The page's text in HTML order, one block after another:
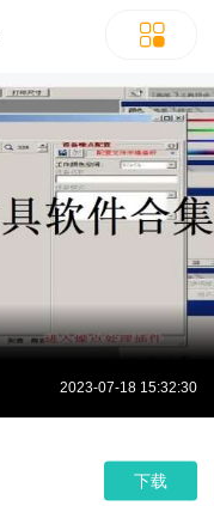
2023-07-18 15:32:30
下载